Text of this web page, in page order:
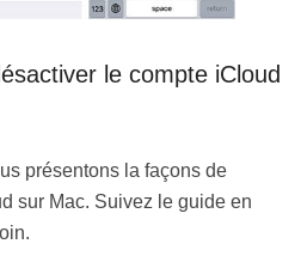
le compte iCloud
présentons la façons de
sur Mac. Suivez le guide en